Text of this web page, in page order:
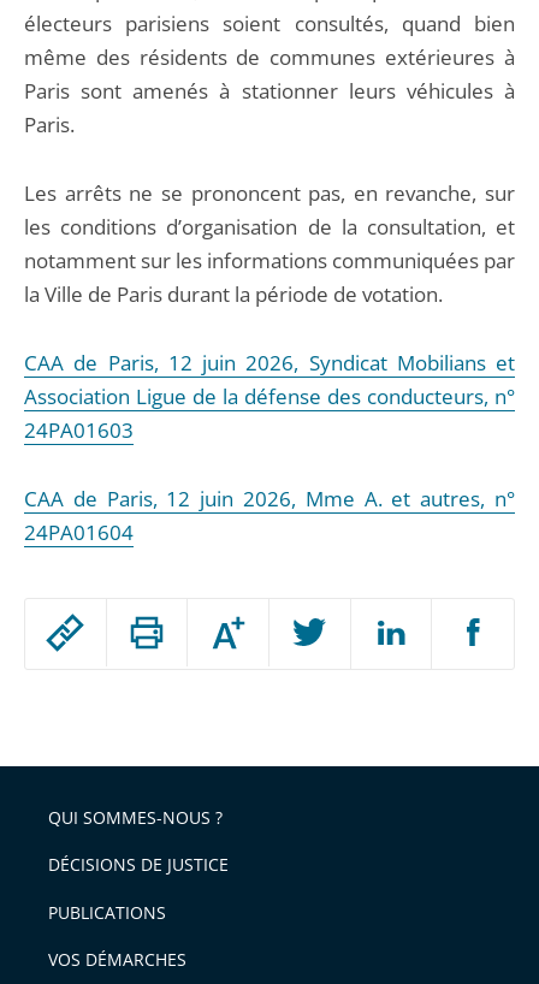
Passer
arriver
après
Augmenter
ou
l'article
pour
avant
électeurs parisiens soient consultés, quand bien
même des résidents de communes extérieures à
Paris sont amenés à stationner leurs véhicules à
Paris.
Les arrêts ne se prononcent pas, en revanche, sur
les conditions d’organisation de la consultation, et
notamment sur les informations communiquées par
la Ville de Paris durant la période de votation.
CAA de Paris, 12 juin 2026, Syndicat Mobilians et
Association Ligue de la défense des conducteurs, n°
24PA01603
CAA de Paris, 12 juin 2026, Mme A. et autres, n°
24PA01604
QUI SOMMES-NOUS ?
DÉCISIONS DE JUSTICE
PUBLICATIONS
VOS DÉMARCHES